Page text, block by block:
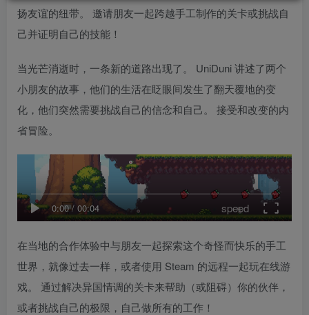
扬友谊的纽带。 邀请朋友一起跨越手工制作的关卡或挑战自
己并证明自己的技能！
当光芒消逝时，一条新的道路出现了。 UniDuni 讲述了两个
小朋友的故事，他们的生活在眨眼间发生了翻天覆地的变
化，他们突然需要挑战自己的信念和自己。 接受和改变的内
省冒险。
0:00/ 00:04 speed
在当地的合作体验中与朋友一起探索这个奇怪而快乐的手工
世界，就像过去一样，或者使用 Steam 的远程一起玩在线游
戏。 通过解决异国情调的关卡来帮助（或阻碍）你的伙伴，
或者挑战自己的极限，自己做所有的工作！